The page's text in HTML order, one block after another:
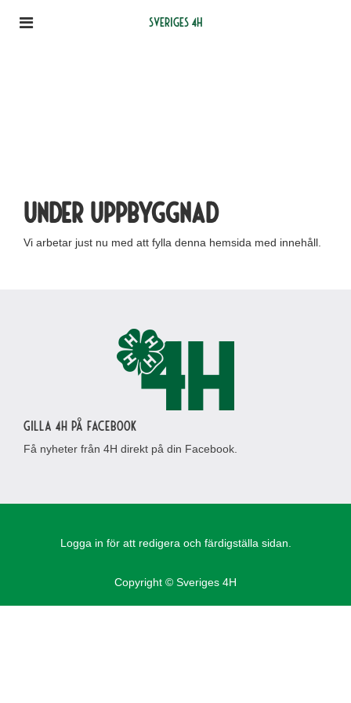
Sveriges 4H
Under uppbyggnad
Vi arbetar just nu med att fylla denna hemsida med innehåll.
Gilla 4H på Facebook
Få nyheter från 4H direkt på din Facebook.
Logga in för att redigera och färdigställa sidan.
Copyright © Sveriges 4H